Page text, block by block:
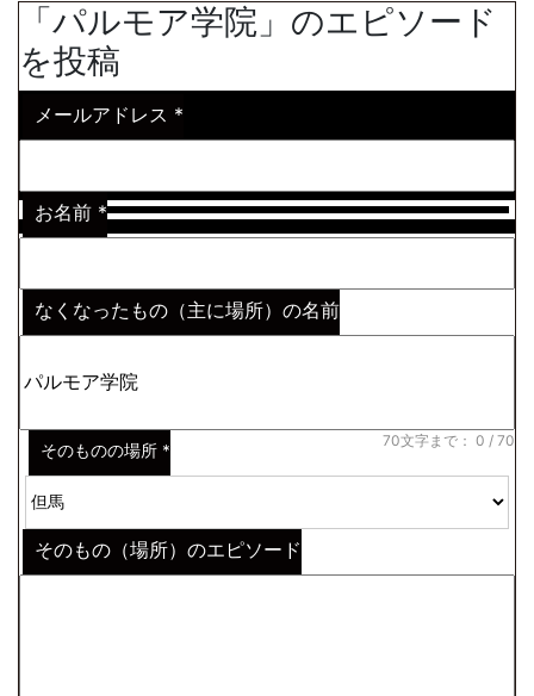
「パルモア学院」のエピソード
を投稿
メールアドレス *
お名前 *
なくなったもの（主に場所）の名前
70文字まで： 0 / 70
そのものの場所 *
そのもの（場所）のエピソード